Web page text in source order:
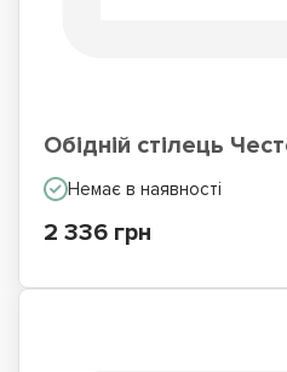
Обідній стілець
Немає в наявності
2 336 грн